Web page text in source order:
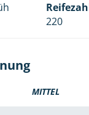
220
MITTEL